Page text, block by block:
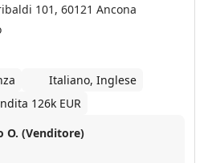
101, 60121 Ancona
Italiano, Inglese
126k EUR
O. (Venditore)